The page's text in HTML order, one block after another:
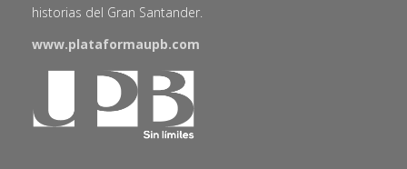
historias del Gran Santander.
www.plataformaupb.com